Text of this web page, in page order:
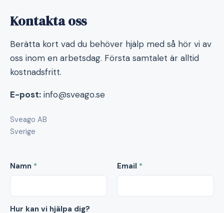
Kontakta oss
Berätta kort vad du behöver hjälp med så hör vi av
oss inom en arbetsdag. Första samtalet är alltid
kostnadsfritt.
E-post: info@sveago.se
Sveago AB
Sverige
Namn * Email *
Hur kan vi hjälpa dig?